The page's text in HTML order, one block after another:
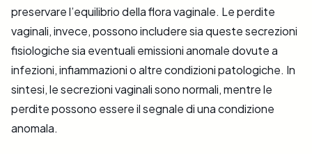
preservare l’equilibrio della flora vaginale. Le perdite
vaginali, invece, possono includere sia queste secrezioni
fisiologiche sia eventuali emissioni anomale dovute a
infezioni, infiammazioni o altre condizioni patologiche. In
sintesi, le secrezioni vaginali sono normali, mentre le
perdite possono essere il segnale di una condizione
anomala.